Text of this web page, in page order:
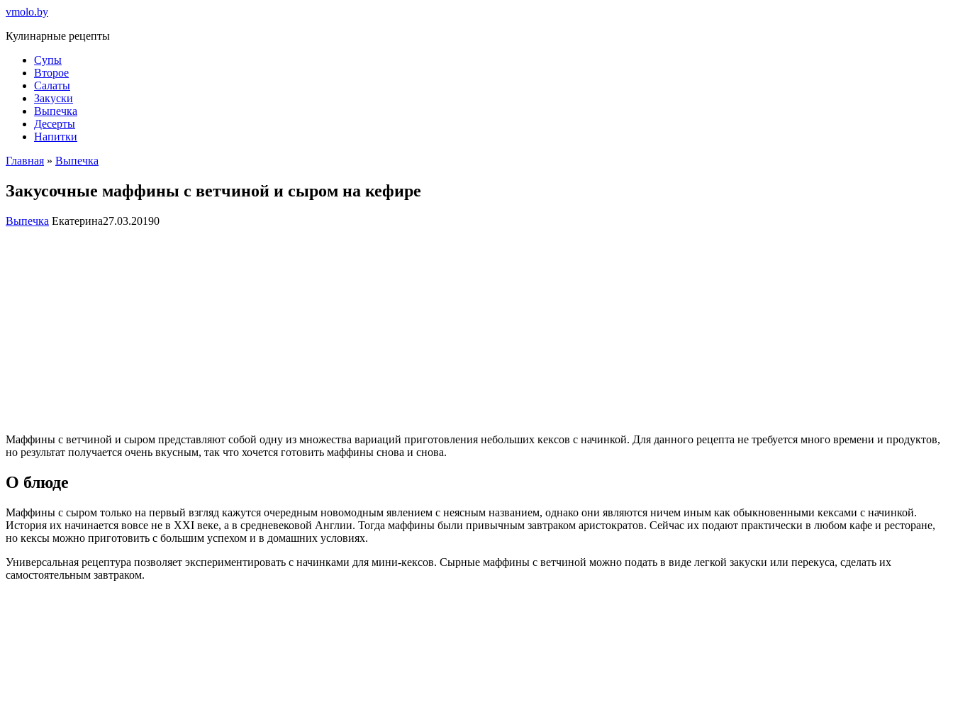
Перейти
контенту
vmolo.by
Кулинарные рецепты
Супы
Второе
Салаты
Закуски
Выпечка
Десерты
Напитки
Главная » Выпечка
Закусочные маффины с ветчиной и сыром на кефире
Выпечка Екатерина27.03.20190
Маффины с ветчиной и сыром представляют собой одну из множества вариаций приготовления небольших кексов с начинкой. Для данного рецепта не требуется много времени и продуктов,
но результат получается очень вкусным, так что хочется готовить маффины снова и снова.
О блюде
Маффины с сыром только на первый взгляд кажутся очередным новомодным явлением с неясным названием, однако они являются ничем иным как обыкновенными кексами с начинкой.
История их начинается вовсе не в XXI веке, а в средневековой Англии. Тогда маффины были привычным завтраком аристократов. Сейчас их подают практически в любом кафе и ресторане,
но кексы можно приготовить с большим успехом и в домашних условиях.
Универсальная рецептура позволяет экспериментировать с начинками для мини-кексов. Сырные маффины с ветчиной можно подать в виде легкой закуски или перекуса, сделать их
самостоятельным завтраком.